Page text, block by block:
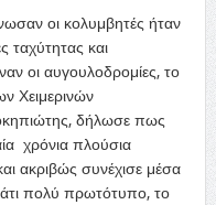
οι κολυμβητές ήταν
ταχύτητας και
οι αυγουλοδρομίες, το
Χειμερινών
δήλωσε πως
χρόνια πλούσια
ακριβώς συνέχισε μέσα
πολύ πρωτότυπο, το